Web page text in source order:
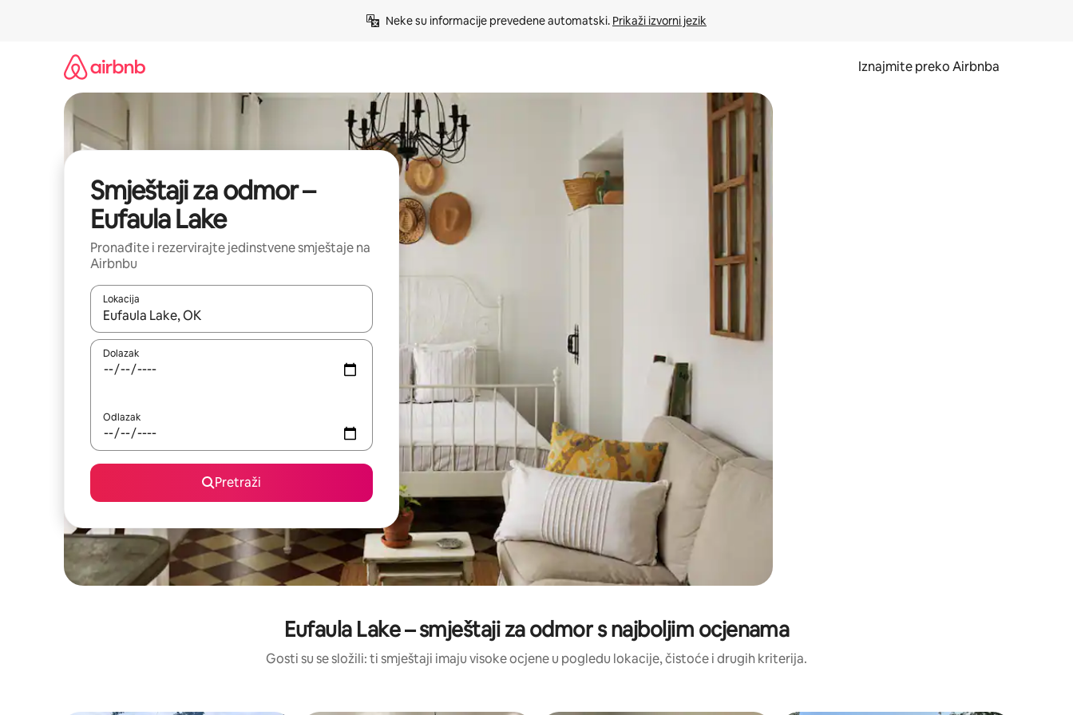
Neke su informacije prevedene automatski. Prikaži izvorni jezik
Iznajmite preko Airbnba
Smještaji za odmor –
Eufaula Lake
Pronađite i rezervirajte jedinstvene smještaje na
Airbnbu
Lokacija
Kada budu dostupni rezultati, moći ćete ih pregledati koristeći se strelicama prema gore i prema dolje, kao i dodirom ili prelaskom prstom po zaslonu.
Dolazak
Odlazak
Pretraži
Eufaula Lake – smještaji za odmor s najboljim ocjenama
Gosti su se složili: ti smještaji imaju visoke ocjene u pogledu lokacije, čistoće i drugih kriterija.